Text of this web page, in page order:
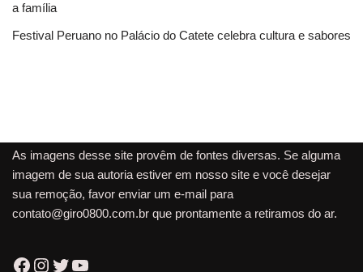
a família
Festival Peruano no Palácio do Catete celebra cultura e sabores
As imagens desse site provêm de fontes diversas. Se alguma
imagem de sua autoria estiver em nosso site e você desejar
sua remoção, favor enviar um e-mail para
contato@giro0800.com.br que prontamente a retiramos do ar.